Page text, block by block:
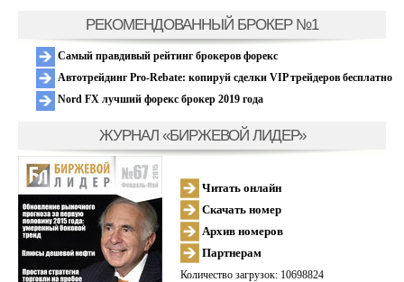
РЕКОМЕНДОВАННЫЙ БРОКЕР №1
Самый правдивый рейтинг брокеров форекс
Автотрейдинг Pro-Rebate: копируй сделки VIP трейдеров бесплатно
Nord FX лучший форекс брокер 2019 года
ЖУРНАЛ «БИРЖЕВОЙ ЛИДЕР»
Читать онлайн
Скачать номер
Архив номеров
Партнерам
Количество загрузок: 10698824